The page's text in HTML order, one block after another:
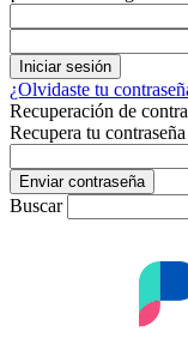
¿Olvidaste tu
Recuperación de
Recupera tu contraseña
Buscar